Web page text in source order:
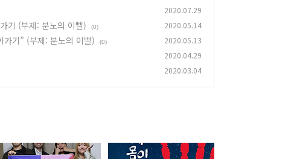
2020.07.29
기 (부제: 분노의 이빨) (0) 2020.05.14
기” (부제: 분노의 이빨) (0) 2020.05.13
2020.04.29
2020.03.04